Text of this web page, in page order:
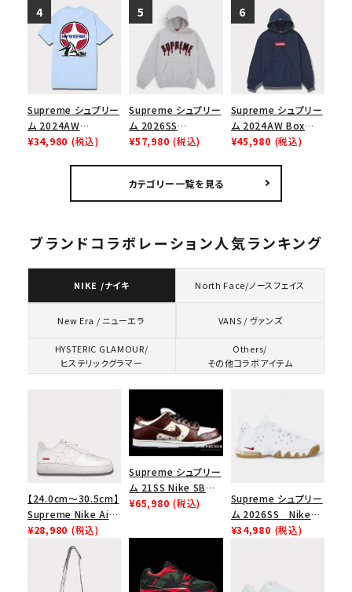
リーム ナイキエアフォ
ース１スニーカー シ
ューズ ホワイト
ョートスリーブトップ
Tシャツ ブラック 黒
ョーダンドローストリ
ングバッグ バックパッ
ク ブラック 黒
Supreme シュプリー
ム 2024AW
Hysteric Glamour
¥34,980 (税込)
Supreme シュプリー
ム 2026SS
Ghostface Arc
ストフェイス アークフ
ーデッドスウェット パ
ー
¥57,980 (税込)
Supreme シュプリー
ム 2024AW Box
Logo Hooded
ネイビー 紺
¥45,980 (税込)
カテゴリー一覧を見る
ブランドコラボレーション人気ランキング
NIKE /ナイキ North Face/ノースフェイス
New Era / ニューエラ VANS / ヴァンズ
HYSTERIC GLAMOUR/
ヒステリックグラマー
Others/
その他コラボアイテム
【24.0cm～30.5cm】
Supreme Nike Air
Force 1 Low シュプ
リーム ナイキエアフォ
ース１スニーカー シ
ューズ ホワイト
¥28,980 (税込)
Supreme シュプリー
ム 21SS Nike SB
Dunk Low ナイキSB
¥65,980 (税込)
Supreme シュプリー
ム 2026SS Nike
SB Air Max 2 CB 94
¥34,980 (税込)